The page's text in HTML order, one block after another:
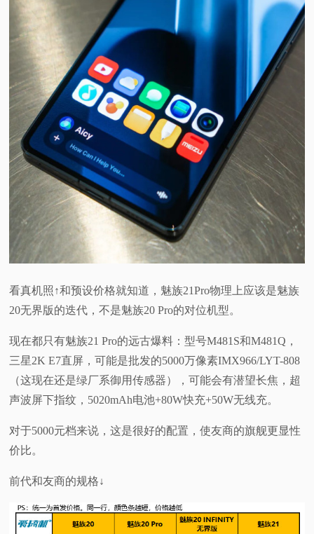
看真机照↑和预设价格就知道，魅族21Pro物理上应该是魅族
20无界版的迭代，不是魅族20 Pro的对位机型。
现在都只有魅族21 Pro的远古爆料：型号M481S和M481Q，
三星2K E7直屏，可能是批发的5000万像素IMX966/LYT-808
（这现在还是绿厂系御用传感器），可能会有潜望长焦，超
声波屏下指纹，5020mAh电池+80W快充+50W无线充。
对于5000元档来说，这是很好的配置，使友商的旗舰更显性
价比。
前代和友商的规格↓